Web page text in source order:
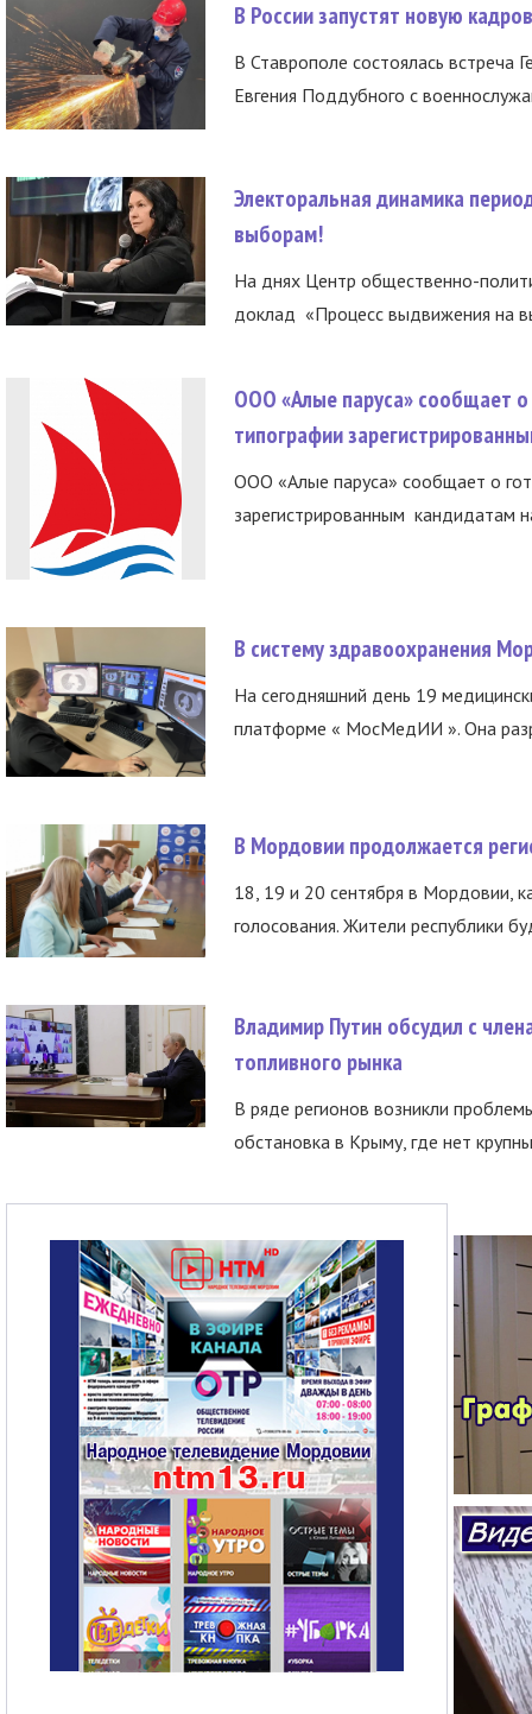
В России запустят новую
В Ставрополе состоялась встреча
Евгения Поддубного с
Электоральная динамика
выборам!
На днях Центр общественно-
доклад «Процесс выдвижения на
ООО «Алые паруса» сообщает о
типографии
ООО «Алые паруса» сообщает о
зарегистрированным кандидатам
В систему здравоохранения
На сегодняшний день 19
платформе « МосМедИИ ». Она
В Мордовии продолжается
18, 19 и 20 сентября в Мордовии,
голосования. Жители республики
Владимир Путин обсудил с
топливного рынка
В ряде регионов возникли
обстановка в Крыму, где нет